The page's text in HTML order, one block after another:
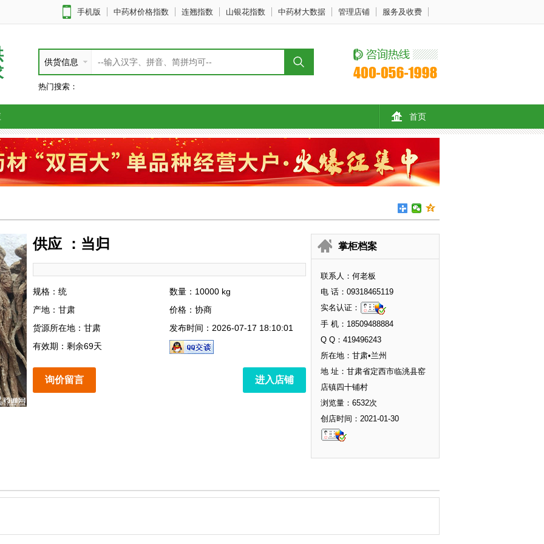
手机版 中药材价格指数 连翘指数 山银花指数 中药材大数据 管理店铺 服务及收费
供货信息
热门搜索：
首页
供应 ：当归
规格：统
数量：10000 kg
产地：甘肃
价格：协商
货源所在地：甘肃
发布时间：2026-07-17 18:10:01
有效期：剩余69天
询价留言 进入店铺
掌柜档案
联系人：何老板
电 话：09318465119
实名认证：
手 机：18509488884
Q Q：419496243
所在地：甘肃•兰州
地 址：甘肃省定西市临洮县窑
店镇四十铺村
浏览量：6532次
创店时间：2021-01-30